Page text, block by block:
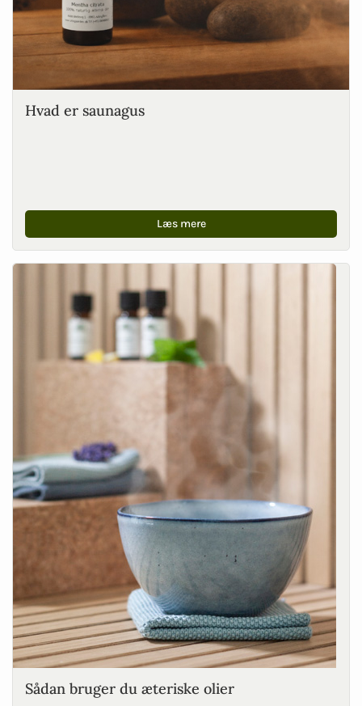
Hvad er saunagus
Læs mere
Sådan bruger du æteriske olier